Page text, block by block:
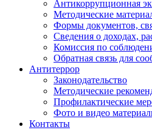
Антикоррупционная
Методические
Формы документов,
Сведения о доходах,
Комиссия по
Обратная связь для
Антитеррор
Законодательство
Методические
Профилактические
Фото и видео
Контакты